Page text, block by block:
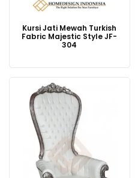
Kursi Jati Mewah Turkish
Fabric Majestic Style JF-
304